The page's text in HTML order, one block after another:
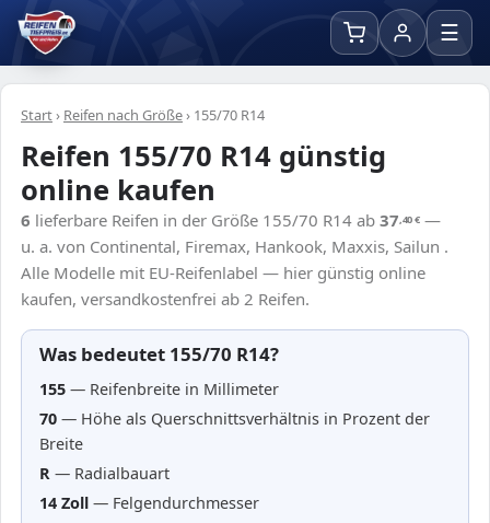
☰
Start› Reifen nach Größe› 155/70 R14
Reifen 155/70 R14 günstig
online kaufen
6 lieferbare Reifen in der Größe 155/70 R14 ab 37,40€ —
u. a. von Continental, Firemax, Hankook, Maxxis, Sailun .
Alle Modelle mit EU-Reifenlabel — hier günstig online
kaufen, versandkostenfrei ab 2 Reifen.
Was bedeutet 155/70 R14?
155 — Reifenbreite in Millimeter
70 — Höhe als Querschnittsverhältnis in Prozent der
Breite
R — Radialbauart
14 Zoll — Felgendurchmesser